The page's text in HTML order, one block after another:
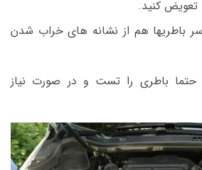
تعویض کنید.
سر باطریها هم از نشانه های خراب شدن
حتما باطری را تست و در صورت نیاز